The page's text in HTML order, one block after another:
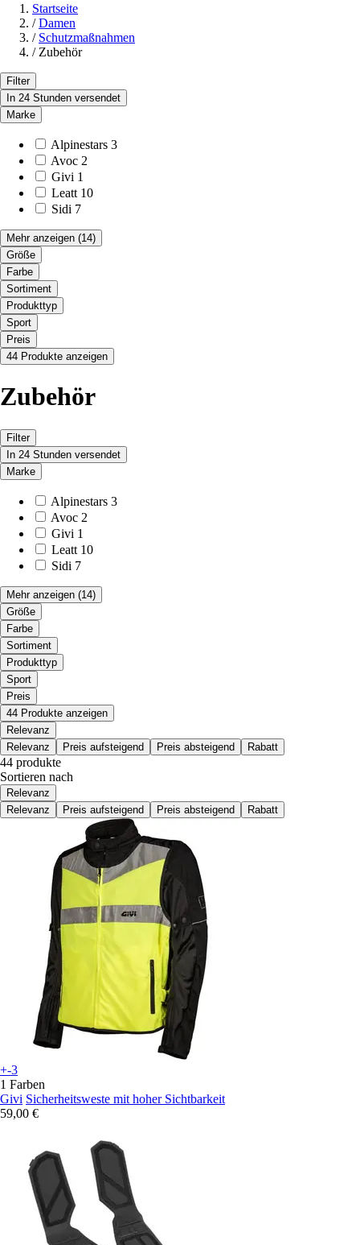
Startseite
/ Damen
/ Schutzmaßnahmen
/ Zubehör
Filter
In 24 Stunden versendet
Marke
Alpinestars 3
Avoc 2
Givi 1
Leatt 10
Sidi 7
Mehr anzeigen (14)
Größe
Farbe
Sortiment
Produkttyp
Sport
Preis
44 Produkte anzeigen
Zubehör
Filter
In 24 Stunden versendet
Marke
Alpinestars 3
Avoc 2
Givi 1
Leatt 10
Sidi 7
Mehr anzeigen (14)
Größe
Farbe
Sortiment
Produkttyp
Sport
Preis
44 Produkte anzeigen
Relevanz
Relevanz
Preis aufsteigend Preis absteigend Rabatt
44 produkte
Sortieren nach
Relevanz
Relevanz
Preis aufsteigend Preis absteigend Rabatt
+-3
1 Farben
Givi Sicherheitsweste mit hoher Sichtbarkeit
59,00 €